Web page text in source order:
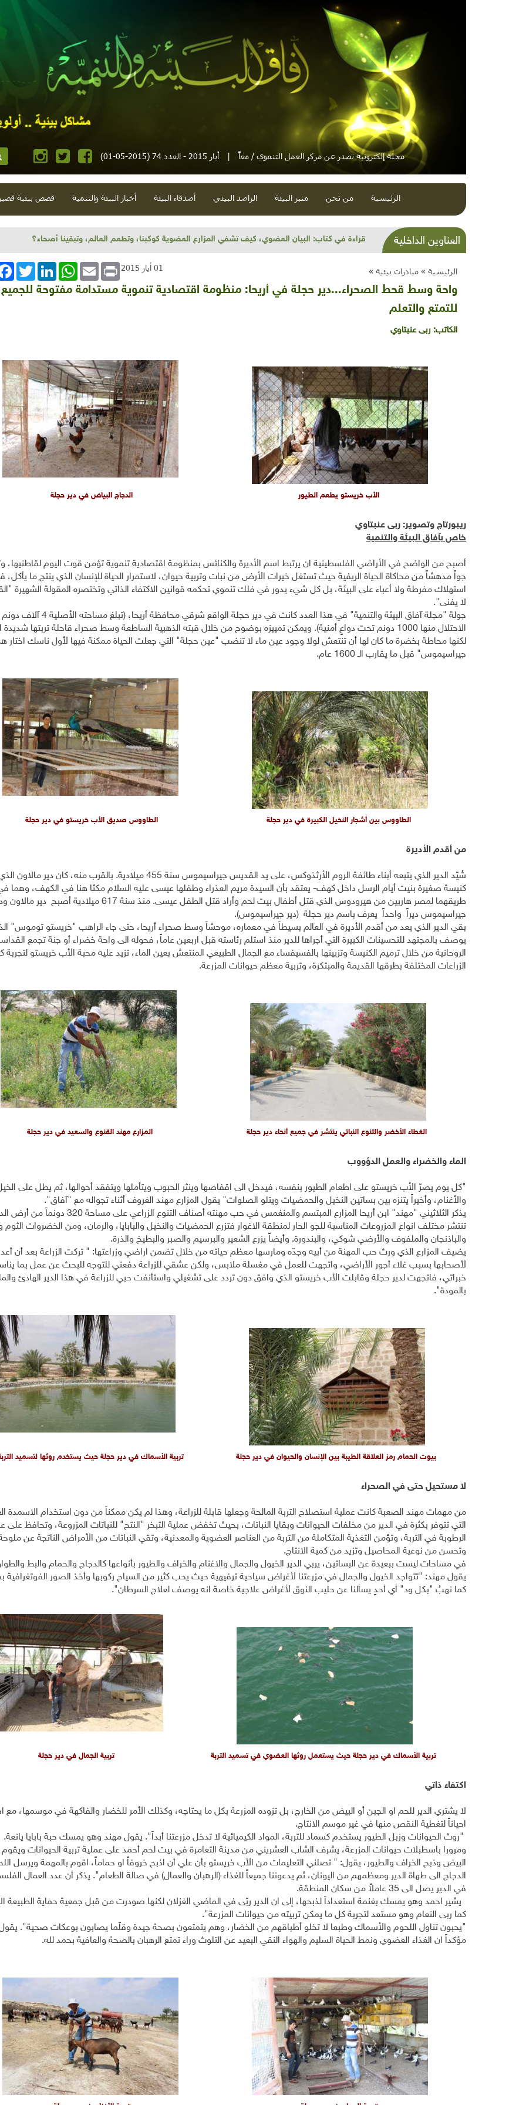
مجلة إلكترونية تصدر عن مركز العمل التنموي / معاً | أيار 2015 - العدد 74 (2015-05-01)
الرئيسية من نحن منبر البيئة الراصد البيئي أصدقاء البيئة أخبار البيئة والتنمية قصص بيئية
العناوين الداخلية الطعام التراثي الموسمي: البيض
الرئيسية » مبادرات بيئية »
TwitterLinkedInWhatsApp Email Print 01 أيار 2015
واحة وسط قحط الصحراء...دير حجلة في أريحا: منظومة اقتصادية تنموية مستدامة مفتوحة للجميع
للتمتع والتعلم
الكاتب: ربى عنبتاوي
الأب خريستو يطعم الطيور الدجاج البياض في دير حجلة
ريبورتاج وتصوير: ربى عنبتاوي
خاص بآفاق البيئة والتنمية
أصبح من الواضح في الأراضي الفلسطينية ان يرتبط اسم الأديرة والكنائس بمنظومة اقتصادية تنموية تؤمن قوت اليوم
جواً مدهشاً من محاكاة الحياة الريفية حيث تستغل خيرات الأرض من نبات وتربية حيوان، لاستمرار الحياة للإنسان الذي ينتج ما يأكل،
استهلاك مفرطة ولا أعباء على البيئة، بل كل شيء يدور في فلك تنموي تحكمه قوانين الاكتفاء الذاتي وتختصره المقولة الشهيرة
لا يفنى".
جولة "مجلة آفاق البيئة والتنمية" في هذا العدد كانت في دير حجلة الواقع شرقي
الاحتلال منها 1000 دونم تحت دواعٍ أمنية). ويمكن تمييزه بوضوح من خلال قبته الذهبية الساطعة وسط صحراء قاحلة تربتها
لكنها محاطة بخضرة ما كان لها أن تنتعش لولا وجود عين ماء لا تنضب "عين حجلة" التي جعلت الحياة ممكنة فيها لأول ناسك اختار
جيراسيموس" قبل ما يقارب الـ 1600 عام.
الطاووس بين أشجار النخيل الكبيرة في دير حجلة الطاووس صديق الأب خريستو في دير حجلة
من أقدم الأديرة
شُيّد الدير الذي يتبعه أبناء طائفة الروم الأرثذوكس، على يد القديس جيراسيموس سنة 455 ميلادية. بالقرب منه، كان
كنيسة صغيرة بنيت أيام الرسل داخل كهف- يعتقد بأن السيدة مريم العذراء وطفلها عيسى عليه السلام مكثا هنا في الكهف، وهما
طريقهما لمصر هاربين من هيرودوس الذي قتل أطفال بيت لحم وأراد قتل الطفل عيسى. منذ سنة 617 ميلادية أصبح دير
جيراسيموس ديراً واحداً يعرف باسم دير حجلة (دير جيراسيموس).
بقي الدير الذي يعد من أقدم الأديرة في العالم بسيطاً في معماره، موحشاً وسط صحراء أريحا، حتى جاء الراهب "خريستو توموس"
يوصف بالمجتهد للتحسينات الكبيرة التي أجراها للدير منذ استلم رئاسته قبل اربعين عاماً، فحوله الى واحة خضراء أو جنة تجمع
الروحانية من خلال ترميم الكنيسة وتزيينها بالفسيفساء مع الجمال الطبيعي المنتعش بعين الماء، تزيد عليه محبة الأب خريستو لتجربة
الزراعات المختلفة بطرقها القديمة والمبتكرة، وتربية معظم حيوانات المزرعة.
الغطاء الأخضر والتنوع النباتي ينتشر في جميع أنحاء دير حجلة المزارع مهند القنوع والسعيد في دير حجلة
الماء والخضراء والعمل الدؤووب
"كل يوم يصرّ الأب خريستو على اطعام الطيور بنفسه، فيدخل الى اقفاصها وينثر الحبوب ويتأملها ويتفقد أحوالها، ثم يطل على
والأغنام، وأخيراً يتنزه بين بساتين النخيل والحمضيات ويتلو الصلوات" يقول المزارع مهند الغروف أثناء تجواله مع "آفاق".
يذكر الثلاثيني "مهند" ابن أريحا المزارع المبتسم والمنغمس في حب مهنته أصناف التنوع
تنتشر مختلف انواع المزروعات المناسبة للجو الحار لمنطقة الاغوار فتزرع الحمضيات والنخيل والبابايا، والرمان، ومن الخضروات الثوم
والباذنجان والملفوف والأرضي شوكي، والبندورة. وأيضاً يزرع الشعير والبرسيم والصبر والبطيخ والذرة.
يضيف المزارع الذي ورث حب المهنة من أبيه وجدّه ومارسها معظم حياته من خلال تضمن اراضي وزراعتها: " تركت الزراعة بعد أن
لأصحابها بسبب غلاء أجور الأراضي، واتجهت للعمل في مغسلة ملابس، ولكن عشقي للزراعة دفعني للتوجه للبحث عن عمل بما
خبراتي، فاتجهت لدير حجلة وقابلت الأب خريستو الذي وافق دون تردد على تشغيلي واستأنفت حبي للزراعة في هذا الدير الهادئ
بالمودة".
بيوت الحمام رمز العلاقة الطيبة بين الإنسان والحيوان في دير حجلة تربية الأسماك في دير حجلة حيث يستخدم روثها لتسميد
لا مستحيل حتى في الصحراء
من مهمات مهند الصعبة كانت عملية استصلاح التربة المالحة وجعلها قابلة للزراعة، وهذا لم يكن ممكناً من دون استخدام الاسمدة
التي تتوفر بكثرة في الدير من مخلفات الحيوانات وبقايا النباتات، بحيث تخفض عملية التبخر "النتح" للنباتات المزروعة، وتحافظ على
الرطوبة في التربة، وتؤمن التغذية المتكاملة من التربة من العناصر العضوية والمعدنية، وتقي النباتات من الأمراض الناتجة عن ملوحة
وتحسن من نوعية المحاصيل وتزيد من كمية الانتاج.
في مساحات ليست ببعيدة عن البساتين، يربي الدير الخيول والجمال والاغنام والخراف والطيور بأنواعها كالدجاج والحمام والبط
يقول مهند: "تتواجد الخيول والجمال في مزرعتنا لأغراض سياحية ترفيهية حيث يحب كثير من السياح ركوبها وأخذ الصور الفوتغرافية
كما نهبُ "بكل ود" أي أحدٍ يسألنا عن حليب النوق لأغراض علاجية خاصة انه يوصف لعلاج السرطان".
تربية الأسماك في دير حجلة حيث يستعمل روثها العضوي في تسميد التربة تربية الجمال في دير حجلة
اكتفاء ذاتي
لا يشتري الدير للحم او الجبن أو البيض من الخارج، بل تزوده المزرعة بكل ما يحتاجه، وكذلك الأمر للخضار والفاكهة في موسمها،
احياناً لتغطية النقص منها في غير موسم الانتاج.
"روث الحيوانات وزبل الطيور يستخدم كسماد للتربة، المواد الكيميائية لا تدخل مزرعتنا أبداً". يقول مهند وهو يمسك حبة بابايا يانعة.
ومرورا باسطبلات حيوانات المزرعة، يشرف الشاب العشريني من مدينة التعامرة في بيت لحم أحمد على عملية تربية الحيوانات
البيض وذبح الخراف والطيور، يقول: " تصلني التعليمات من الأب خريستو بأن علي أن اذبح خروفاً او حماماً، اقوم بالمهمة ويرسل
الدجاج الى طهاة الدير ومعظمهم من اليونان، ثم يدعوننا جميعاً للغذاء (الرهبان والعمال) في صالة الطعام". يذكر أن عدد العمال
في الدير يصل الى 35 عاملاً من سكان المنطقة.
يشير احمد وهو يمسك بغنمة استعداداً لذبحها، إلى ان الدير ربّى في الماضي الغزلان لكنها صودرت من قبل جمعية حماية الطبيعة
كما ربى النعام وهو مستعد لتجربة كل ما يمكن تربيته من حيوانات المزرعة".
"يحبون تناول اللحوم والأسماك وطبعا لا تخلو أطباقهم من الخضار، وهم يتمتعون بصحة جيدة وقلّما يصابون بوعكات صحية".
مؤكداً ان الغذاء العضوي ونمط الحياة السليم والهواء النقي البعيد عن التلوث وراء تمتع الرهبان بالصحة والعافية بحمد لله.